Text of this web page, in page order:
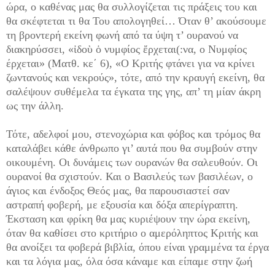
ώρα, ο καθένας μας θα συλλογίζεται τις πράξεις του και
θα σκέφτεται τι θα Του απολογηθεί… Όταν θ’ ακούσουμε
τη βροντερή εκείνη φωνή από τα ύψη τ’ ουρανού να
διακηρύσσει, «ἰδοὺ ὁ νυμφίος ἔρχεται(:να, ο Νυμφίος
έρχεται» (Ματθ. κε΄ 6), «Ο Κριτής φτάνει για να κρίνει
ζωντανούς και νεκρούς», τότε, από την κραυγή εκείνη, θα
σαλέψουν συθέμελα τα έγκατα της γης, απ’ τη μίαν άκρη
ως την άλλη.
Τότε, αδελφοί μου, στενοχώρια και φόβος και τρόμος θα
καταλάβει κάθε άνθρωπο γι’ αυτά που θα συμβούν στην
οικουμένη. Οι δυνάμεις των ουρανών θα σαλευθούν. Οι
ουρανοί θα σχιστούν. Και ο Βασιλεύς των βασιλέων, ο
άγιος και ένδοξος Θεός μας, θα παρουσιαστεί σαν
αστραπή φοβερή, με εξουσία και δόξα απερίγραπτη.
Έκσταση και φρίκη θα μας κυριέψουν την ώρα εκείνη,
όταν θα καθίσει στο κριτήριο ο αμερόληπτος Κριτής και
θα ανοίξει τα φοβερά βιβλία, όπου είναι γραμμένα τα έργα
και τα λόγια μας, όλα όσα κάναμε και είπαμε στην ζωή